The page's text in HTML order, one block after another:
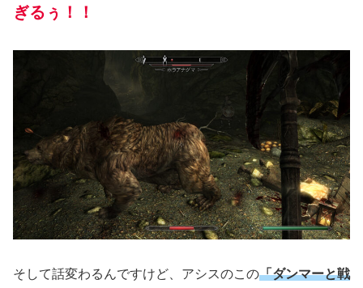
ぎるぅ！！
そして話変わるんですけど、アシスのこの「ダンマーと戦